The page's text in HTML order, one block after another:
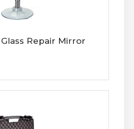
Repair Mirror